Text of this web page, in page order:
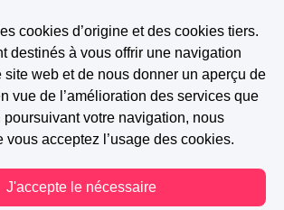
cookies d’origine et des cookies tiers.
destinés à vous offrir une navigation
site web et de nous donner un aperçu de
vue de l’amélioration des services que
poursuivant votre navigation, nous
vous acceptez l’usage des cookies.
J'accepte le nécessaire